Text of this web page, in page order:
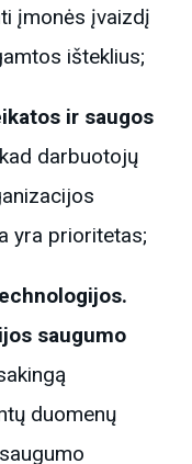
įmonės įvaizdį
išteklius;
ir saugos
darbuotojų
yra prioritetas;
saugumo
duomenų